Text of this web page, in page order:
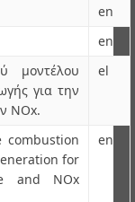
en
en
μοντέλου
για την
NOx.
el
for
and NOx
en